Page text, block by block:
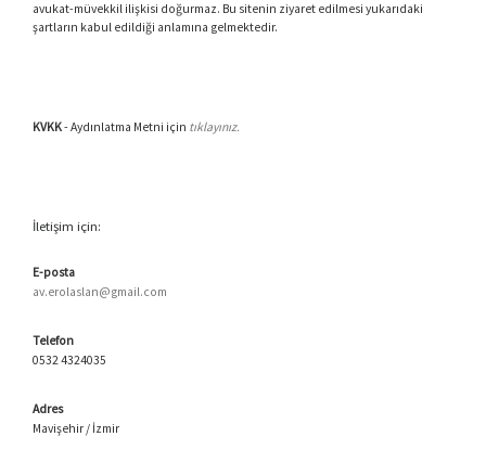
avukat-müvekkil ilişkisi doğurmaz. Bu sitenin ziyaret edilmesi yukarıdaki
şartların kabul edildiği anlamına gelmektedir.
KVKK- Aydınlatma Metni için tıklayınız.
İletişim için:
E-posta
av.erolaslan@gmail.com
Telefon
0532 4324035
Adres
Mavişehir / İzmir